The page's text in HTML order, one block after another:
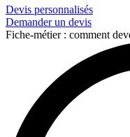
Devis personnalisés
Demander un devis
Fiche-métier : comment